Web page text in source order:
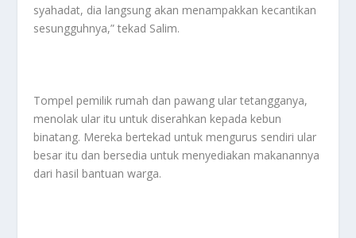
syahadat, dia langsung akan menampakkan kecantikan
sesungguhnya,” tekad Salim.
Tompel pemilik rumah dan pawang ular tetangganya,
menolak ular itu untuk diserahkan kepada kebun
binatang. Mereka bertekad untuk mengurus sendiri ular
besar itu dan bersedia untuk menyediakan makanannya
dari hasil bantuan warga.